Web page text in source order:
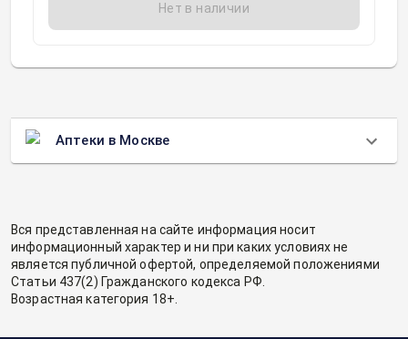
Нет в наличии
Аптеки в Москве
Вся представленная на сайте информация носит
информационный характер и ни при каких условиях не
является публичной офертой, определяемой положениями
Статьи 437(2) Гражданского кодекса РФ.
Возрастная категория 18+.